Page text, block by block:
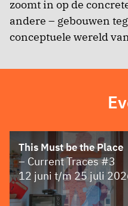
zoomt in op de
andere – gebouwen
conceptuele wereld
This Must be the Place
– Current Traces #3
12 juni t/m 25 juli